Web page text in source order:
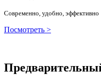
Современно, удобно, эффективно
Посмотреть >